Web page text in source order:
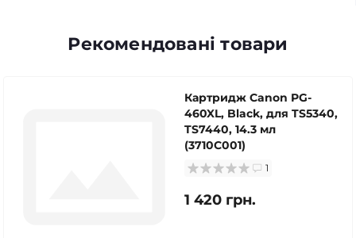
Рекомендовані товари
Картридж Canon PG-
460XL, Black, для TS5340,
TS7440, 14.3 мл
(3710C001)
1
1 420 грн.